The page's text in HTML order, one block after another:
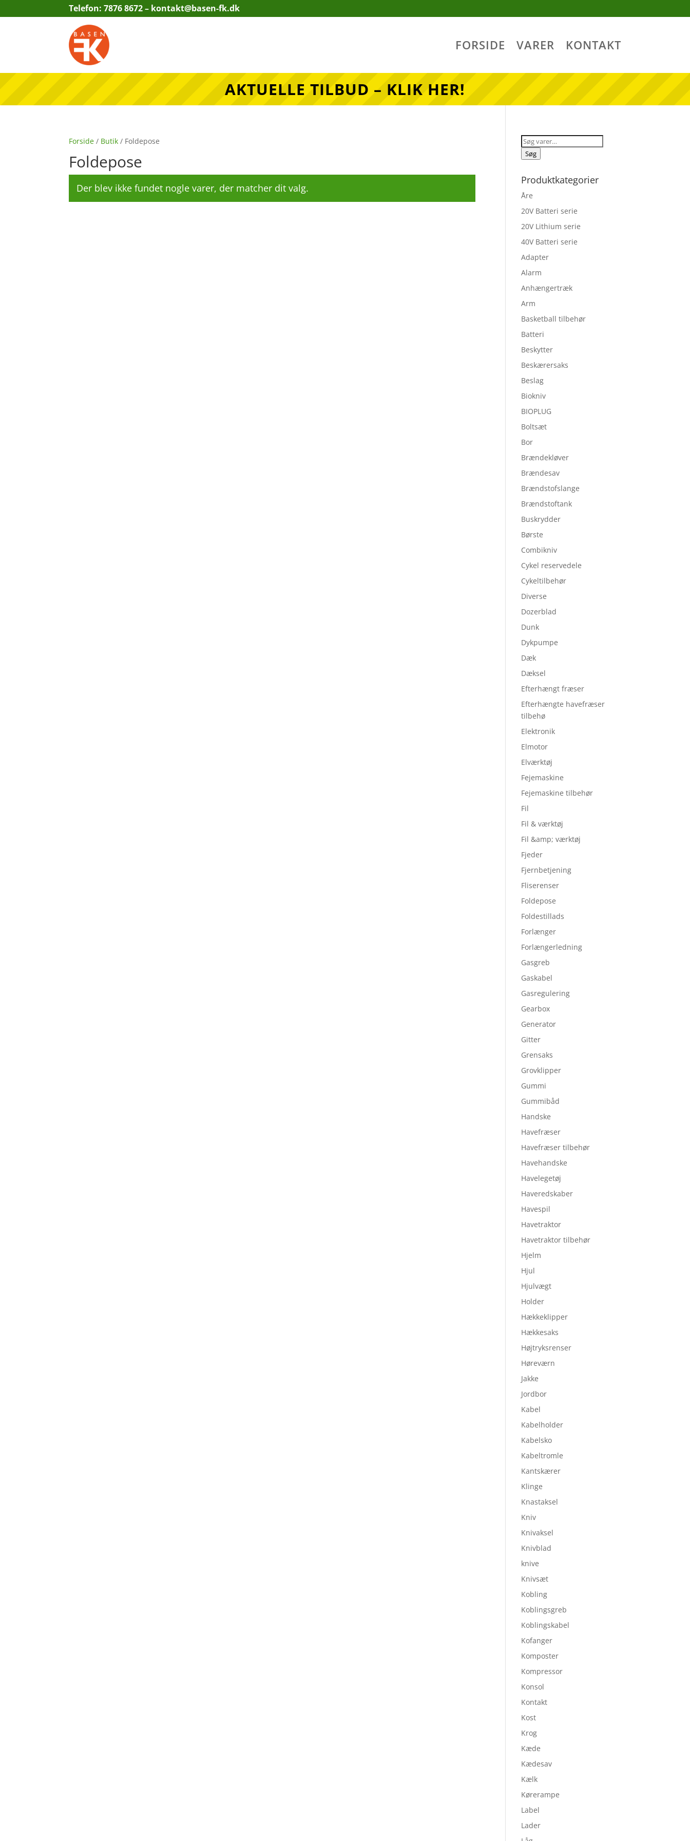
Telefon: 7876 8672 – kontakt@basen-fk.dk
FORSIDE VARER KONTAKT
AKTUELLE TILBUD – KLIK HER!
Forside / Butik / Foldepose
Foldepose
Der blev ikke fundet nogle varer, der matcher dit valg.
Søg
efter:
Søg
Produktkategorier
Åre
20V Batteri serie
20V Lithium serie
40V Batteri serie
Adapter
Alarm
Anhængertræk
Arm
Basketball tilbehør
Batteri
Beskytter
Beskærersaks
Beslag
Biokniv
BIOPLUG
Boltsæt
Bor
Brændekløver
Brændesav
Brændstofslange
Brændstoftank
Buskrydder
Børste
Combikniv
Cykel reservedele
Cykeltilbehør
Diverse
Dozerblad
Dunk
Dykpumpe
Dæk
Dæksel
Efterhængt fræser
Efterhængte havefræser
tilbehø
Elektronik
Elmotor
Elværktøj
Fejemaskine
Fejemaskine tilbehør
Fil
Fil & værktøj
Fil &amp; værktøj
Fjeder
Fjernbetjening
Fliserenser
Foldepose
Foldestillads
Forlænger
Forlængerledning
Gasgreb
Gaskabel
Gasregulering
Gearbox
Generator
Gitter
Grensaks
Grovklipper
Gummi
Gummibåd
Handske
Havefræser
Havefræser tilbehør
Havehandske
Havelegetøj
Haveredskaber
Havespil
Havetraktor
Havetraktor tilbehør
Hjelm
Hjul
Hjulvægt
Holder
Hækkeklipper
Hækkesaks
Højtryksrenser
Høreværn
Jakke
Jordbor
Kabel
Kabelholder
Kabelsko
Kabeltromle
Kantskærer
Klinge
Knastaksel
Kniv
Knivaksel
Knivblad
knive
Knivsæt
Kobling
Koblingsgreb
Koblingskabel
Kofanger
Komposter
Kompressor
Konsol
Kontakt
Kost
Krog
Kæde
Kædesav
Kælk
Kørerampe
Label
Lader